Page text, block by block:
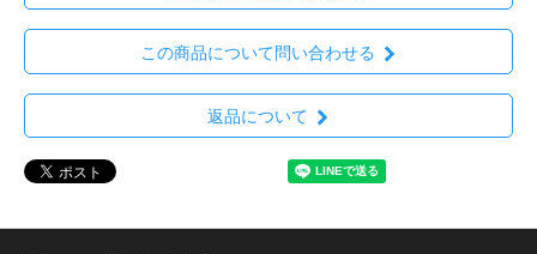
この商品について問い合わせる
返品について